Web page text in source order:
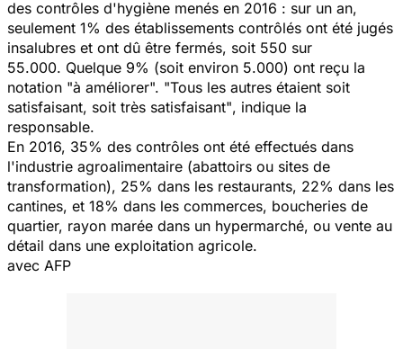
des contrôles d'hygiène menés en 2016 : sur un an,
seulement 1% des établissements contrôlés ont été jugés
insalubres et ont dû être fermés, soit 550 sur
55.000. Quelque 9% (soit environ 5.000) ont reçu la
notation "à améliorer". "Tous les autres étaient soit
satisfaisant, soit très satisfaisant", indique la
responsable.
En 2016, 35% des contrôles ont été effectués dans
l'industrie agroalimentaire (abattoirs ou sites de
transformation), 25% dans les restaurants, 22% dans les
cantines, et 18% dans les commerces, boucheries de
quartier, rayon marée dans un hypermarché, ou vente au
détail dans une exploitation agricole.
avec AFP